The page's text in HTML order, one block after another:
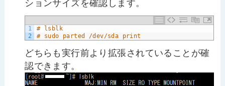
ションサイズを確認します。
1
2
# lsblk
# sudo parted /dev/sda print
どちらも実行前より拡張されていることが確
認できます。